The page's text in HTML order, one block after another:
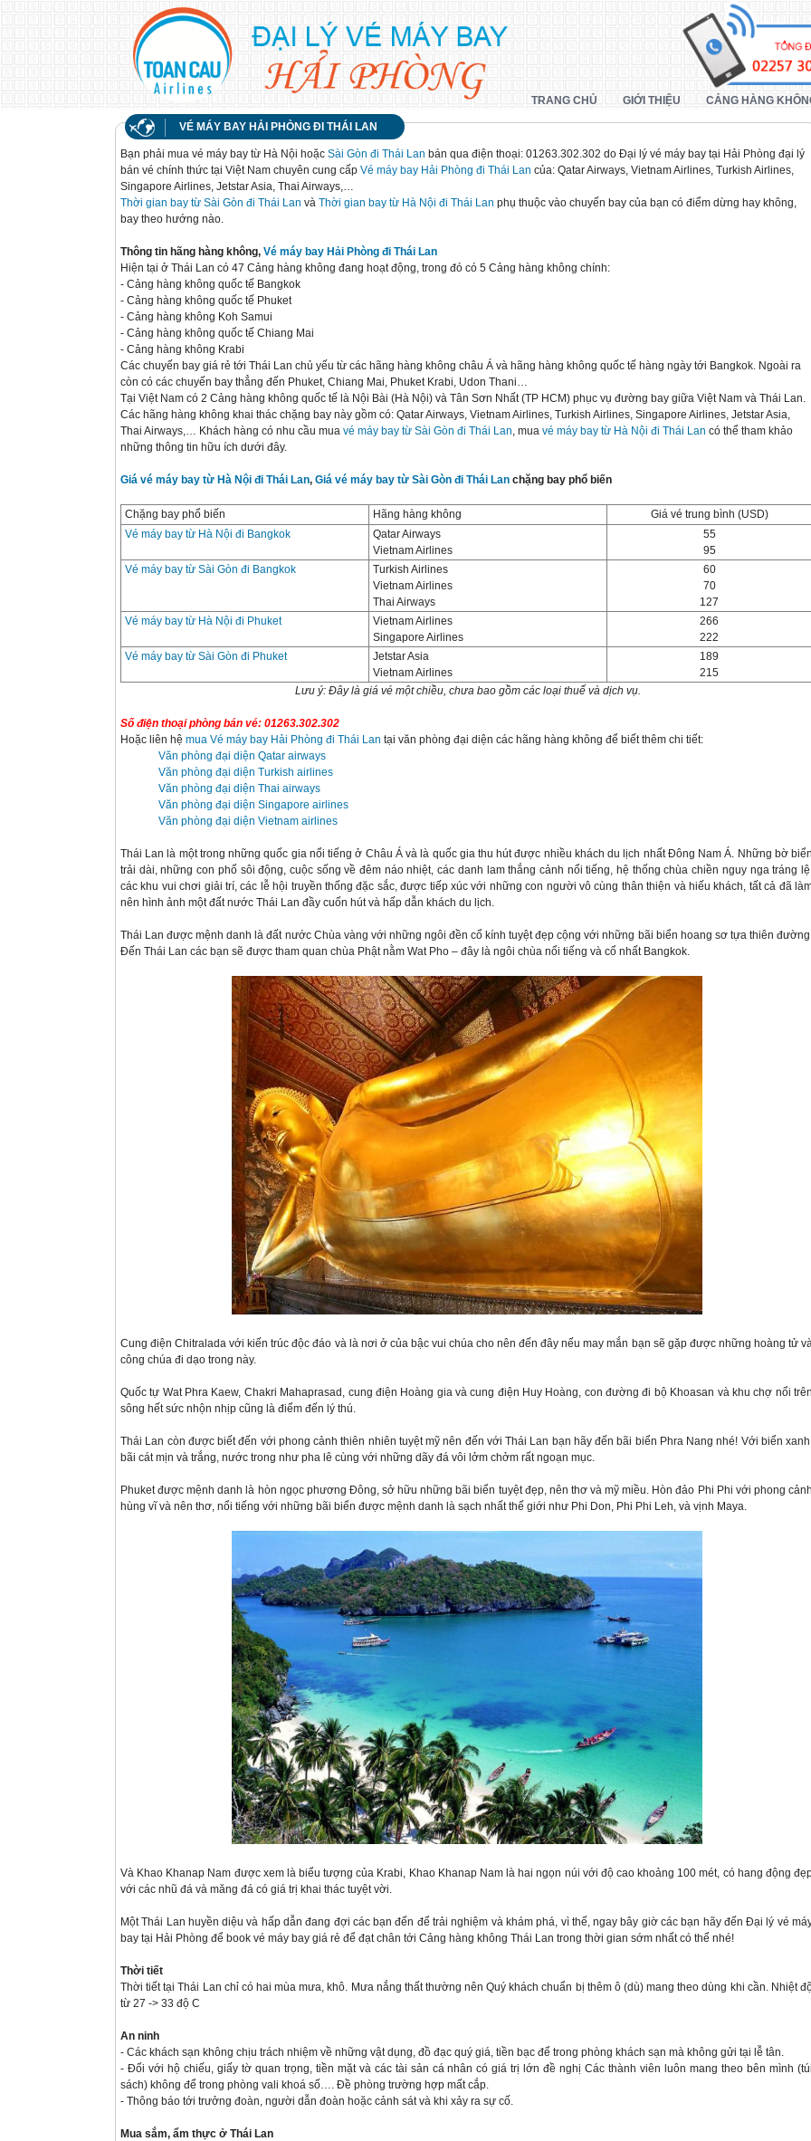
TRANG CHỦ GIỚI THIỆU CẢNG HÀNG
VÉ MÁY BAY HẢI PHÒNG ĐI THÁI LAN
Bạn phải mua vé máy bay từ Hà Nội hoặc Sài Gòn đi Thái Lan bán qua điện thoại: 01263.302.302 do Đại lý vé máy bay tại Hải Phòng đại lý
bán vé chính thức tại Việt Nam chuyên cung cấp Vé máy bay Hải Phòng đi Thái Lan của: Qatar Airways, Vietnam Airlines, Turkish Airlines,
Singapore Airlines, Jetstar Asia, Thai Airways,…
Thời gian bay từ Sài Gòn đi Thái Lan và Thời gian bay từ Hà Nội đi Thái Lan phụ thuộc vào chuyến bay của bạn có điểm dừng hay không,
bay theo hướng nào.
Thông tin hãng hàng không, Vé máy bay Hải Phòng đi Thái Lan
Hiện tại ở Thái Lan có 47 Cảng hàng không đang hoạt động, trong đó có 5 Cảng hàng không chính:
- Cảng hàng không quốc tế Bangkok
- Cảng hàng không quốc tế Phuket
- Cảng hàng không Koh Samui
- Cảng hàng không quốc tế Chiang Mai
- Cảng hàng không Krabi
Các chuyến bay giá rẻ tới Thái Lan chủ yếu từ các hãng hàng không châu Á và hãng hàng không quốc tế hàng ngày tới Bangkok. Ngoài ra
còn có các chuyến bay thẳng đến Phuket, Chiang Mai, Phuket Krabi, Udon Thani…
Tại Việt Nam có 2 Cảng hàng không quốc tế là Nội Bài (Hà Nội) và Tân Sơn Nhất (TP HCM) phục vụ đường bay giữa Việt Nam và Thái Lan.
Các hãng hàng không khai thác chặng bay này gồm có: Qatar Airways, Vietnam Airlines, Turkish Airlines, Singapore Airlines, Jetstar Asia,
Thai Airways,… Khách hàng có nhu cầu mua vé máy bay từ Sài Gòn đi Thái Lan, mua vé máy bay từ Hà Nội đi Thái Lan có thể tham khảo
những thông tin hữu ích dưới đây.
Giá vé máy bay từ Hà Nội đi Thái Lan, Giá vé máy bay từ Sài Gòn đi Thái Lan chặng bay phổ biến
Chặng bay phổ biến Hãng hàng không
Giá vé trung bình (USD)
Vé máy bay từ Hà Nội đi Bangkok
Qatar Airways
Vietnam Airlines
55
95
Vé máy bay từ Sài Gòn đi Bangkok
Turkish Airlines
Vietnam Airlines
Thai Airways
60
70
127
Vé máy bay từ Hà Nội đi Phuket
Vietnam Airlines
Singapore Airlines
266
222
Vé máy bay từ Sài Gòn đi Phuket
Jetstar Asia
Vietnam Airlines
189
215
Lưu ý: Đây là giá vé một chiều, chưa bao gồm các loại thuế và dịch vụ.
Số điện thoại phòng bán vé: 01263.302.302
Hoặc liên hệ mua Vé máy bay Hải Phòng đi Thái Lan tại văn phòng đại diện các hãng hàng không để biết thêm chi tiết:
Văn phòng đại diện Qatar airways
Văn phòng đại diện Turkish airlines
Văn phòng đại diện Thai airways
Văn phòng đại diện Singapore airlines
Văn phòng đại diện Vietnam airlines
Thái Lan là một trong những quốc gia nổi tiếng ở Châu Á và là quốc gia thu hút được nhiều khách du lịch nhất Đông Nam Á. Những bờ biển
trải dài, những con phố sôi động, cuộc sống về đêm náo nhiệt, các danh lam thắng cảnh nổi tiếng, hệ thống chùa chiền nguy nga tráng
các khu vui chơi giải trí, các lễ hội truyền thống đặc sắc, được tiếp xúc với những con người vô cùng thân thiện và hiếu khách, tất cả đã
nên hình ảnh một đất nước Thái Lan đầy cuốn hút và hấp dẫn khách du lịch.
Thái Lan được mệnh danh là đất nước Chùa vàng với những ngôi đền cổ kính tuyệt đẹp cộng với những bãi biển hoang sơ tựa thiên
Đến Thái Lan các bạn sẽ được tham quan chùa Phật nằm Wat Pho – đây là ngôi chùa nổi tiếng và cổ nhất Bangkok.
Cung điện Chitralada với kiến trúc độc đáo và là nơi ở của bậc vui chúa cho nên đến đây nếu may mắn bạn sẽ gặp được những hoàng tử
công chúa đi dạo trong này.
Quốc tự Wat Phra Kaew, Chakri Mahaprasad, cung điện Hoàng gia và cung điện Huy Hoàng, con đường đi bộ Khoasan và khu chợ nổi trên
sông hết sức nhộn nhịp cũng là điểm đến lý thú.
Thái Lan còn được biết đến với phong cảnh thiên nhiên tuyệt mỹ nên đến với Thái Lan bạn hãy đến bãi biển Phra Nang nhé! Với biển
bãi cát mịn và trắng, nước trong như pha lê cùng với những dãy đá vôi lởm chởm rất ngoạn mục.
Phuket được mệnh danh là hòn ngọc phương Đông, sở hữu những bãi biển tuyệt đẹp, nên thơ và mỹ miều. Hòn đảo Phi Phi với phong cảnh
hùng vĩ và nên thơ, nổi tiếng với những bãi biển được mệnh danh là sạch nhất thế giới như Phi Don, Phi Phi Leh, và vịnh Maya.
Và Khao Khanap Nam được xem là biểu tượng của Krabi, Khao Khanap Nam là hai ngọn núi với độ cao khoảng 100 mét, có hang động
với các nhũ đá và măng đá có giá trị khai thác tuyệt vời.
Một Thái Lan huyền diệu và hấp dẫn đang đợi các bạn đến để trải nghiệm và khám phá, vì thế, ngay bây giờ các bạn hãy đến Đại lý vé
bay tại Hải Phòng để book vé máy bay giá rẻ để đạt chân tới Cảng hàng không Thái Lan trong thời gian sớm nhất có thể nhé!
Thời tiết
Thời tiết tại Thái Lan chỉ có hai mùa mưa, khô. Mưa nắng thất thường nên Quý khách chuẩn bị thêm ô (dù) mang theo dùng khi cần. Nhiệt
từ 27 -> 33 độ C
An ninh
- Các khách sạn không chịu trách nhiệm về những vật dụng, đồ đạc quý giá, tiền bạc để trong phòng khách sạn mà không gửi tại lễ tân.
- Ðối với hộ chiếu, giấy tờ quan trọng, tiền mặt và các tài sản cá nhân có giá trị lớn đề nghị Các thành viên luôn mang theo bên mình (túi
sách) không để trong phòng vali khoá số…. Ðề phòng trường hợp mất cắp.
- Thông báo tới trưởng đoàn, người dẫn đoàn hoặc cảnh sát và khi xảy ra sự cố.
Mua sắm, ẩm thực ở Thái Lan